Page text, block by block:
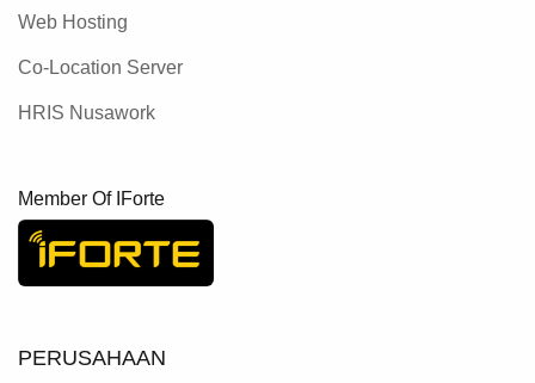
Web Hosting
Co-Location Server
HRIS Nusawork
Member Of IForte
PERUSAHAAN